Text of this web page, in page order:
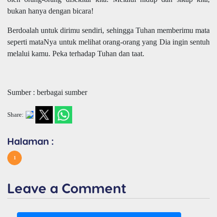
bukan hanya dengan bicara!
Berdoalah untuk dirimu sendiri, sehingga Tuhan memberimu mata
seperti mataNya untuk melihat orang-orang yang Dia ingin sentuh
melalui kamu. Peka terhadap Tuhan dan taat.
Sumber : berbagai sumber
Share:
Halaman :
1
Leave a Comment